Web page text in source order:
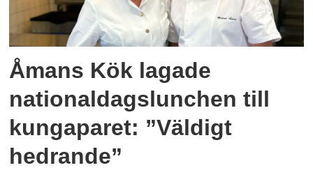
Åmans Kök lagade
nationaldagslunchen till
kungaparet: ”Väldigt
hedrande”